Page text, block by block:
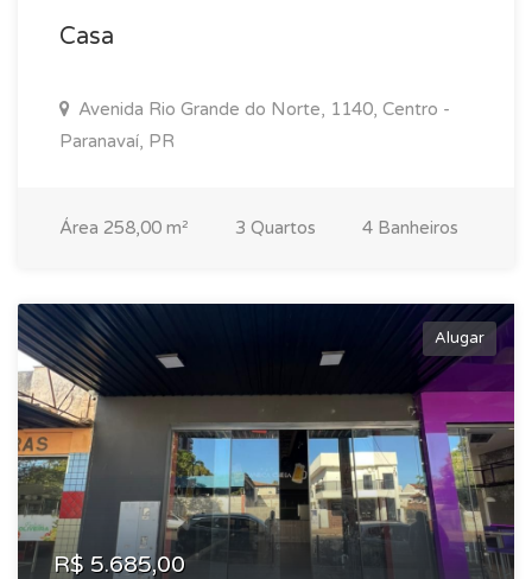
Casa
Avenida Rio Grande do Norte, 1140, Centro -
Paranavaí, PR
Área 258,00 m² 3 Quartos 4 Banheiros
Alugar
R$ 5.685,00